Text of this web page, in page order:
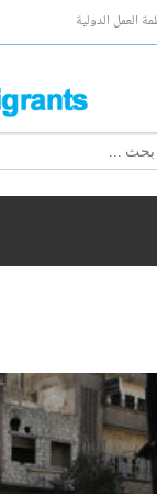
العمل الدولية
شخصا قبالة السواحل